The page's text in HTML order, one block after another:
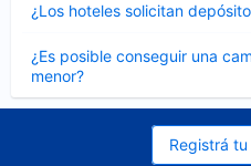
¿Los hoteles solicitan
cerrado
¿Es posible conseguir una
menor?
cerrado
Registrá